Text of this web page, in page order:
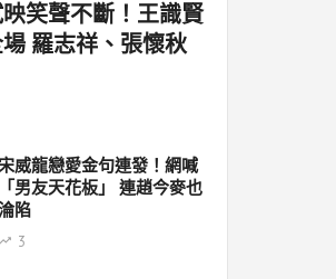
映笑聲不斷！王識賢
羅志祥、張懷秋
威龍戀愛金句連發！網喊
「男友天花板」 連趙今麥也
陷
3